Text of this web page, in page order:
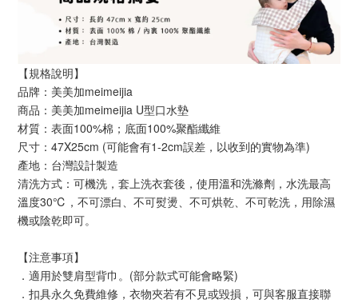
【規格說明】
品牌：美美加meimeijia
商品：美美加meimeijia U型口水墊
材質：表面100%棉；底面100%聚酯纖維
尺寸：47X25cm (可能會有1-2cm誤差，以收到的實物為準)
產地：台灣設計製造
清洗方式：可機洗，套上洗衣套後，使用溫和洗滌劑，水洗最高
溫度30℃，不可漂白、不可熨燙、不可烘乾、不可乾洗，用除濕
機或陰乾即可。
【注意事項】
．適用於雙肩型背巾。(部分款式可能會略緊)
．扣具永久免費維修，衣物夾若有不見或毀損，可與客服直接聯